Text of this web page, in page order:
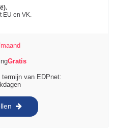
en VK.
Gratis
termijn van EDPnet: